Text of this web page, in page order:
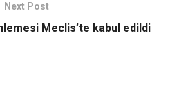
Next Post
Meclis’te kabul edildi